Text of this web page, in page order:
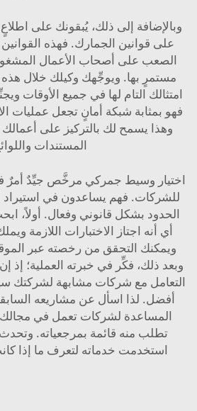
وبالإضافة إلى ذلك، يُبقونك على
على قوانين الجمارك. فهذه القوانين
الصعب على أصحاب الأعمال
مستمرٍ بها. ويوجِّهك وكيلك خلال
امتثالك التام لها في جميع الأوقات
فهو بمثابة شبكة أمانٍ تجعل عمليات
وهذا يسمح لك بالتركيز على
المستندات
اختيار وسيط جمركي مرخَّص جيِّدٌ أمرٌ في
للشركات. فهم يساعدون في استيراد
الحدود بشكل قانوني وفعال.
أي أنه اجتاز الاختبارات اللازمة
ويمكنك التحقق من رخصته عبر
وبعد ذلك، فكِّر في خبرته العملية؛ إذ
التعامل مع شركات مشابهة لشركتك
أفضل. لذا اسأل عن مشاريعه
المساعدة لشركات تعمل في
تطلب منه قائمة بمرجعياته.
استخدمت خدماته لتعرف ما إذا